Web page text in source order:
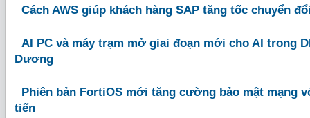
Cách AWS giúp khách hàng SAP tăng tốc chuyển
AI PC và máy trạm mở giai đoạn mới cho AI trong
Dương
Phiên bản FortiOS mới tăng cường bảo mật mạng
tiến